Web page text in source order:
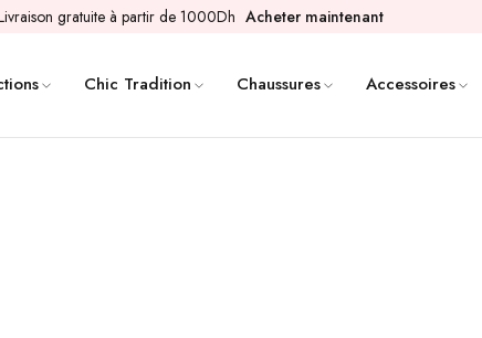
gratuite à partir de 1000Dh Acheter maintenant
Chic Tradition Chaussures Accessoires